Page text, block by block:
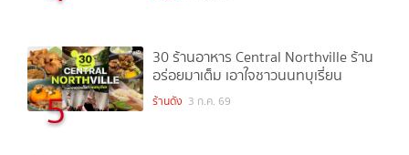
5
30 ร้านอาหาร Central Northville ร้าน
อร่อยมาเต็ม เอาใจชาวนนทบุเรี่ยน
ร้านดัง 3 ก.ค. 69